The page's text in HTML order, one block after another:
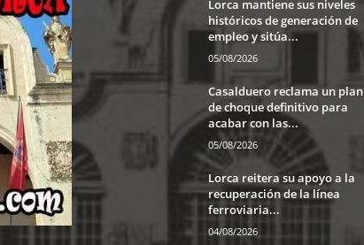
Lorca mantiene sus niveles
históricos de generación de
empleo y sitúa...
05/08/2026
Casalduero reclama un plan
de choque definitivo para
acabar con las...
05/08/2026
Lorca reitera su apoyo a la
recuperación de la línea
ferroviaria...
04/08/2026